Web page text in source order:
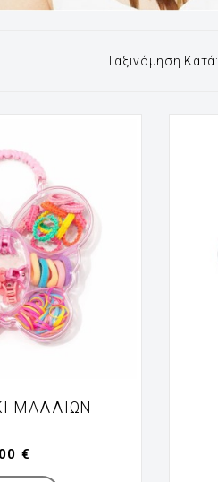
Ταξινόμηση Κατά:
ΜΑΛΛΙΏΝ
Manufacturer
€